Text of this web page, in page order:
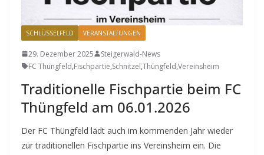
SCHLÜSSELFELD VERANSTALTUNGEN
29. Dezember 2025
Steigerwald-News
FC Thüngfeld,Fischpartie,Schnitzel,Thüngfeld,Vereinsheim
Traditionelle Fischpartie beim FC
Thüngfeld am 06.01.2026
Der FC Thüngfeld lädt auch im kommenden Jahr wieder
zur traditionellen Fischpartie ins Vereinsheim ein. Die